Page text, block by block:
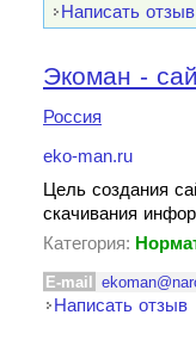
Написать отзыв
Экоман -
Россия
eko-man.ru
Цель создания
скачивания
Категория:
E-mail
Написать отзыв